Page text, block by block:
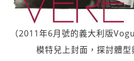
（2011年6月號的義大利版
模特兒上封面，探討體型